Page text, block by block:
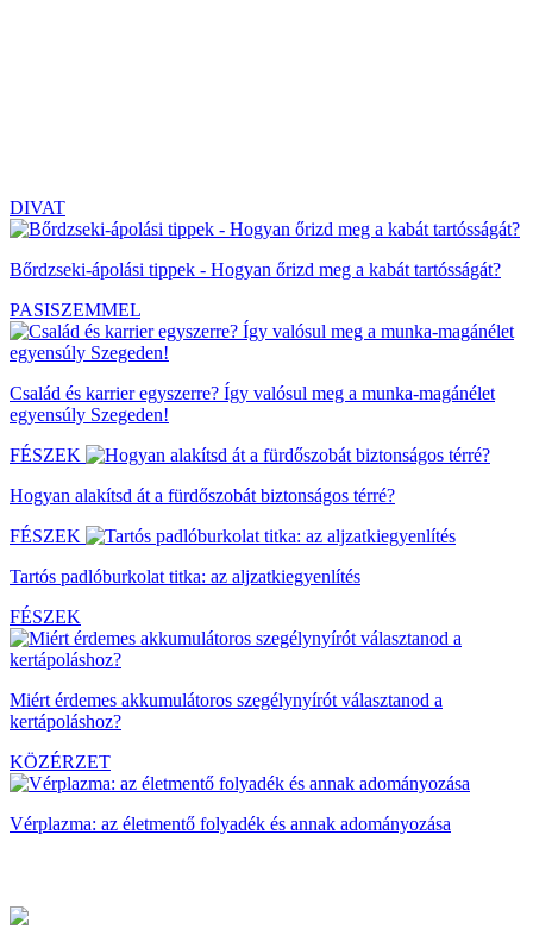
DIVAT
Bőrdzseki-ápolási tippek - Hogyan őrizd meg a kabát tartósságát?
PASISZEMMEL
Család és karrier egyszerre? Így valósul meg a munka-magánélet
egyensúly Szegeden!
FÉSZEK
Hogyan alakítsd át a fürdőszobát biztonságos térré?
FÉSZEK
Tartós padlóburkolat titka: az aljzatkiegyenlítés
FÉSZEK
Miért érdemes akkumulátoros szegélynyírót választanod a
kertápoláshoz?
KÖZÉRZET
Vérplazma: az életmentő folyadék és annak adományozása